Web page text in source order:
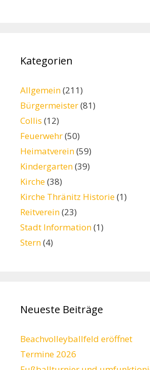
Kategorien
Allgemein(211)
Bürgermeister(81)
Collis (12)
Feuerwehr(50)
Heimatverein(59)
Kindergarten(39)
Kirche(38)
Kirche Thränitz Historie(1)
Reitverein(23)
Stadt Information(1)
Stern(4)
Neueste Beiträge
Beachvolleyballfeld eröffnet
Termine 2026